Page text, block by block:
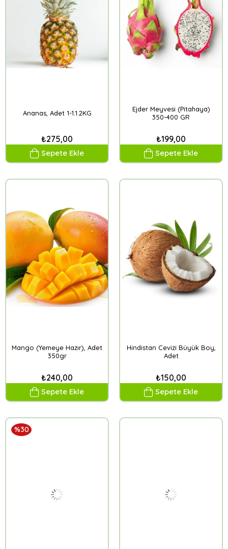
Ananas, Adet 1-1.1.2KG
₺275,00
Sepete Ekle
Ejder Meyvesi (Pitahaya)
350-400 GR
₺199,00
Sepete Ekle
Mango (Yemeye Hazır), Adet
350gr
₺240,00
Sepete Ekle
Hindistan Cevizi Büyük Boy,
Adet
₺150,00
Sepete Ekle
%30